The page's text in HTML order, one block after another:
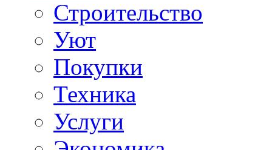
Строительство
Уют
Покупки
Техника
Услуги